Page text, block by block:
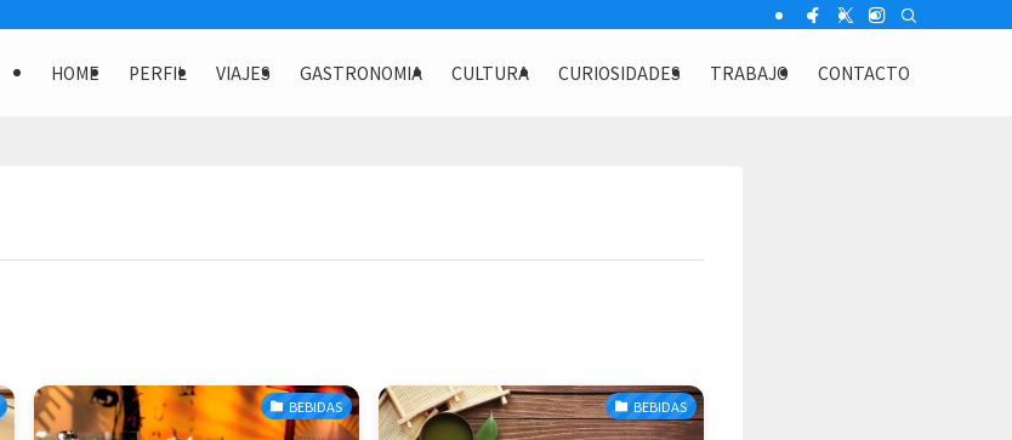
HOME PERFIL VIAJES GASTRONOMIA CULTURA CURIOSIDADES TRABAJO CONTACTO
BEBIDAS BEBIDAS